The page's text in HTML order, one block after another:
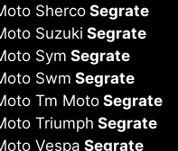
Sherco Segrate
Suzuki Segrate
Sym Segrate
Swm Segrate
Tm MotoSegrate
Triumph Segrate
Vespa Segrate